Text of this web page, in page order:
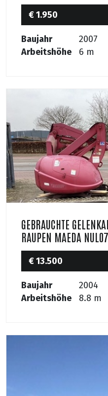
€ 1.950
Baujahr
2007
Arbeitshöhe
6 m
GEBRAUCHTE
RAUPEN MAEDA
€ 13.500
Baujahr
2004
Arbeitshöhe
8.8 m